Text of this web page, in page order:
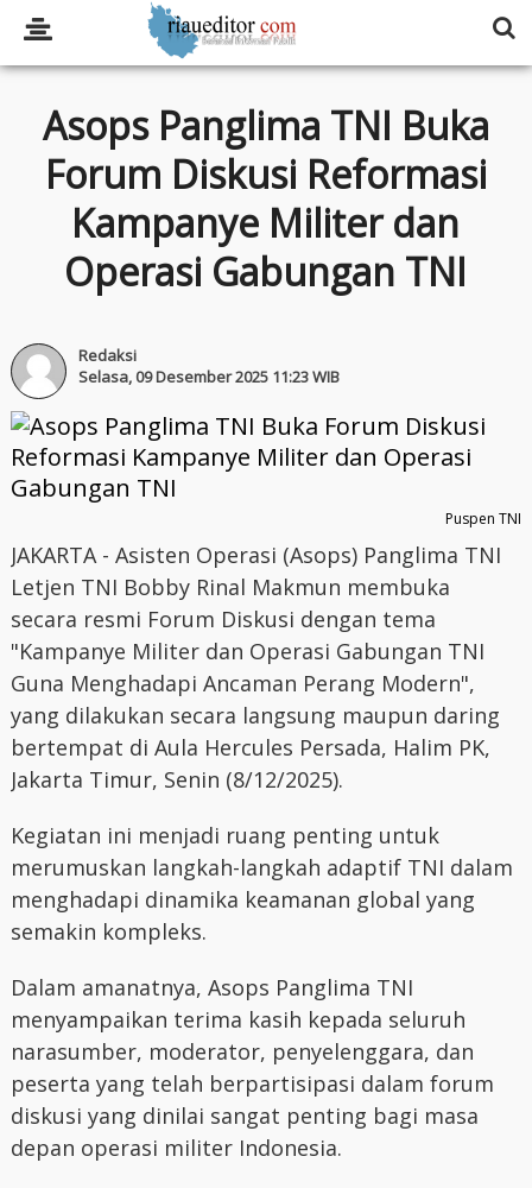
Asops Panglima TNI Buka
Forum Diskusi Reformasi
Kampanye Militer dan
Operasi Gabungan TNI
Redaksi
Selasa, 09 Desember 2025 11:23 WIB
Puspen TNI
JAKARTA - Asisten Operasi (Asops) Panglima TNI
Letjen TNI Bobby Rinal Makmun membuka
secara resmi Forum Diskusi dengan tema
"Kampanye Militer dan Operasi Gabungan TNI
Guna Menghadapi Ancaman Perang Modern",
yang dilakukan secara langsung maupun daring
bertempat di Aula Hercules Persada, Halim PK,
Jakarta Timur, Senin (8/12/2025).
Kegiatan ini menjadi ruang penting untuk
merumuskan langkah-langkah adaptif TNI dalam
menghadapi dinamika keamanan global yang
semakin kompleks.
Dalam amanatnya, Asops Panglima TNI
menyampaikan terima kasih kepada seluruh
narasumber, moderator, penyelenggara, dan
peserta yang telah berpartisipasi dalam forum
diskusi yang dinilai sangat penting bagi masa
depan operasi militer Indonesia.